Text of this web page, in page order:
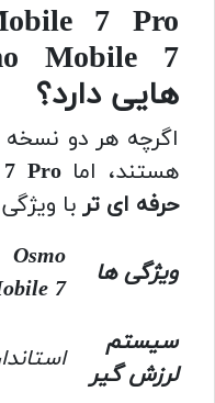
هایی دارد؟
اگرچه هر دو نسخه
هستند، اماPro
حرفه ای تربا
ویژگی ها
Osmo
7
سیستم
لرزش گیر